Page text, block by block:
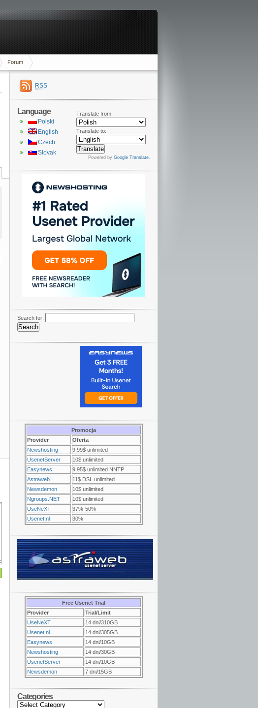
Forum
RSS
Translate from:
Translate to:
Powered by Google Translate.
Language
Polski
English
Czech
Slovak
Search for:
Promocja
Provider
Oferta
Newshosting
9.99$ unlimited
UsenetServer
10$ unlimited
Easynews
9.95$ unlimited NNTP
Astraweb
11$ DSL unlimited
Newsdemon
10$ unlimited
Ngroups.NET
10$ unlimited
UseNeXT
37%-50%
Usenet.nl
30%
Free Usenet Trial
Provider
Trial/Limit
UseNeXT
14 dni/310GB
Usenet.nl
14 dni/305GB
Easynews
14 dni/10GB
Newshosting
14 dni/30GB
UsenetServer
14 dni/10GB
Newsdemon
7 dni/15GB
Categories